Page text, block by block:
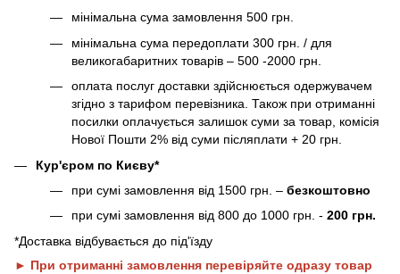
мінімальна сума замовлення 500 грн.
мінімальна сума передоплати 300 грн. / для
великогабаритних товарів – 500 -2000 грн.
оплата послуг доставки здійснюється одержувачем
згідно з тарифом перевізника. Також при отриманні
посилки оплачується залишок суми за товар, комісія
Нової Пошти 2% від суми післяплати + 20 грн.
Кур'єром по Києву*
при сумі замовлення від 1500 грн. – безкоштовно
при сумі замовлення від 800 до 1000 грн. - 200 грн.
*Доставка відбувається до під'їзду
► При отриманні замовлення перевіряйте одразу товар